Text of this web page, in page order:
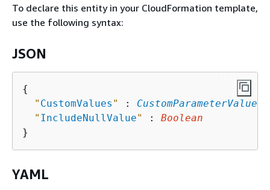
To declare this entity in your CloudFormation template,
use the following syntax:
JSON
{
" CustomValues " : CustomParameterValues
" IncludeNullValue" : Boolean
YAML